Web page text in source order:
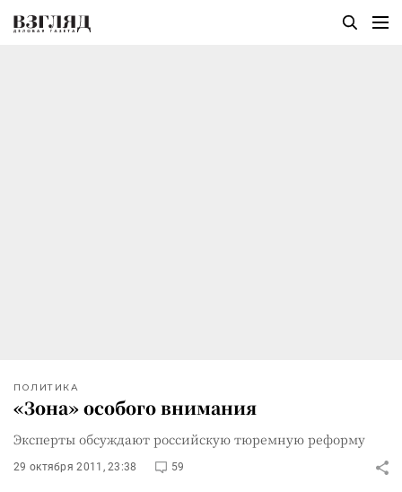
ПОЛИТИКА
«Зона» особого внимания
Эксперты обсуждают российскую тюремную реформу
29 октября 2011, 23:38 59